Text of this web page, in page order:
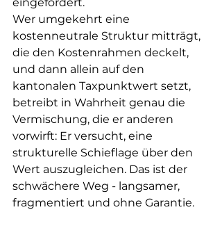
Wer umgekehrt eine
kostenneutrale Struktur mitträgt,
die den Kostenrahmen deckelt,
und dann allein auf den
kantonalen Taxpunktwert setzt,
betreibt in Wahrheit genau die
Vermischung, die er anderen
vorwirft: Er versucht, eine
strukturelle Schieflage über den
Wert auszugleichen. Das ist der
schwächere Weg - langsamer,
fragmentiert und ohne Garantie.